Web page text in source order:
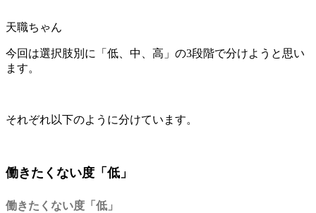
天職ちゃん
今回は選択肢別に 「低、中、高」 の3段階で分けようと思い
ます。
それぞれ以下のように分けています。
働きたくない度「低」
働きたくない度「低」